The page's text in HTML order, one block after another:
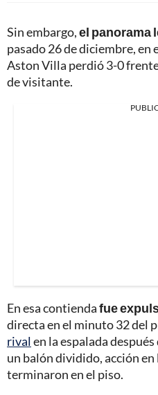
Sin embargo,el panorama
pasado 26 de diciembre, en
Aston Villa perdió 3-0
de visitante.
En esa contiendafue
directa en el minuto 32 del
rivalen la espalada
un balón dividido, acción
terminaron en el piso.